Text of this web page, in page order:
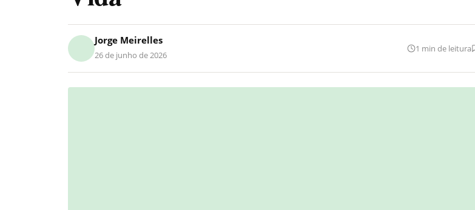
Jorge Meirelles
26 de junho de 2026
1 min de leitura